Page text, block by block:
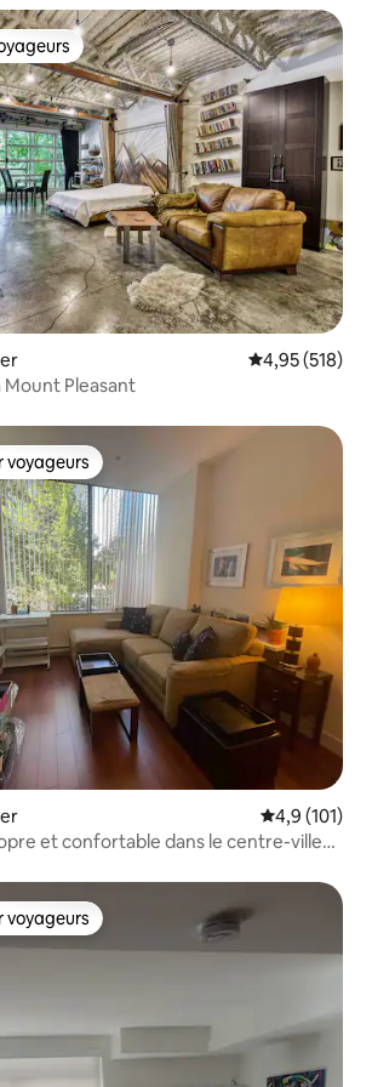
Note
4,95 (518)
Pleasant
parmi les plus aimés
Note
4,9 (101)
et confortable dans le centre-ville
parmi les plus aimés